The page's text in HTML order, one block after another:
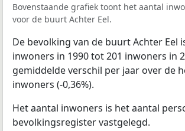
Bovenstaande grafiek toont het aantal
voor de buurt Achter Eel.
De bevolking van de buurt Achter Eel
inwoners in 1990 tot 201 inwoners in
gemiddelde verschil per jaar over de
inwoners (-0,36%).
Het aantal inwoners is het aantal
bevolkingsregister vastgelegd.